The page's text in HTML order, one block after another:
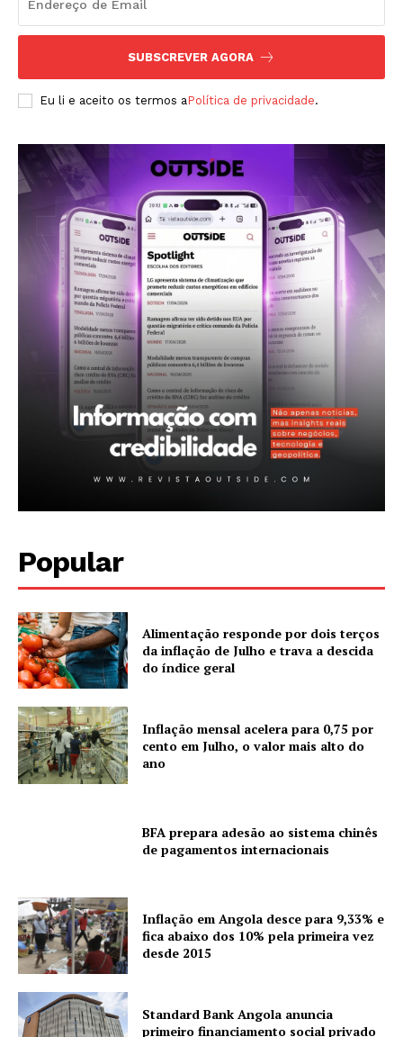
A Empresa
Sobre nós
Diretrizes Editoriais
Política de Privacidade
Contactos
Planos de assinatura
Minha conta
SUBSCREVER AGORA
Eu li e aceito os termos a Política de privacidade.
Popular
Alimentação responde por dois terços
da inflação de Julho e trava a descida
do índice geral
Inflação mensal acelera para 0,75 por
cento em Julho, o valor mais alto do
ano
BFA prepara adesão ao sistema chinês
de pagamentos internacionais
Inflação em Angola desce para 9,33% e
fica abaixo dos 10% pela primeira vez
desde 2015
Standard Bank Angola anuncia
primeiro financiamento social privado